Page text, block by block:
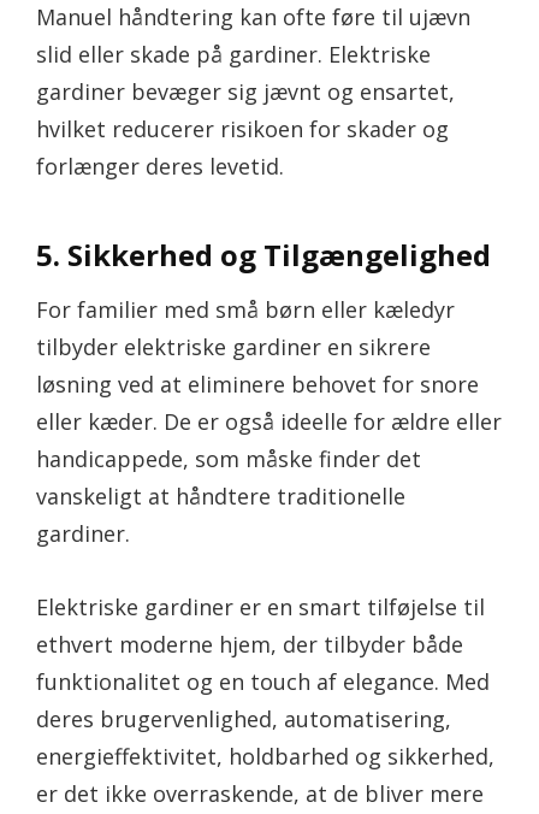
Manuel håndtering kan ofte føre til ujævn
slid eller skade på gardiner. Elektriske
gardiner bevæger sig jævnt og ensartet,
hvilket reducerer risikoen for skader og
forlænger deres levetid.
5. Sikkerhed og Tilgængelighed
For familier med små børn eller kæledyr
tilbyder elektriske gardiner en sikrere
løsning ved at eliminere behovet for snore
eller kæder. De er også ideelle for ældre eller
handicappede, som måske finder det
vanskeligt at håndtere traditionelle
gardiner.
Elektriske gardiner er en smart tilføjelse til
ethvert moderne hjem, der tilbyder både
funktionalitet og en touch af elegance. Med
deres brugervenlighed, automatisering,
energieffektivitet, holdbarhed og sikkerhed,
er det ikke overraskende, at de bliver mere